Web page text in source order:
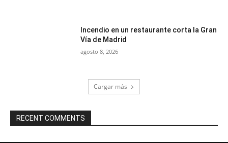
Incendio en un restaurante corta la Gran
Vía de Madrid
agosto 8, 2026
Cargar más
RECENT COMMENTS